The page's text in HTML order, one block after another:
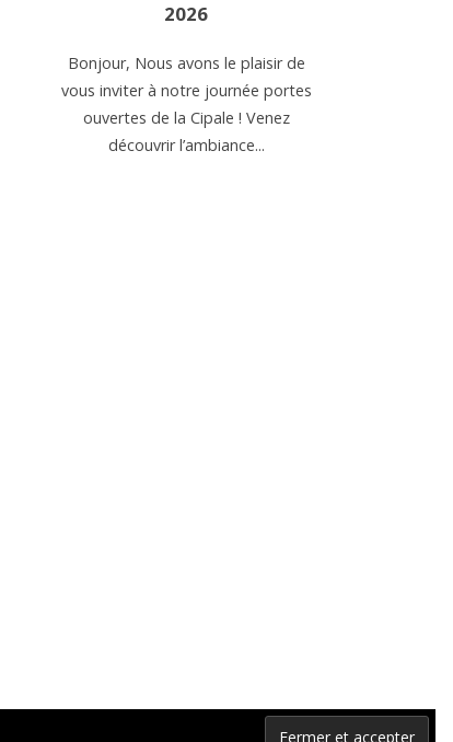
2026
Bonjour, Nous avons le plaisir de
vous inviter à notre journée portes
ouvertes de la Cipale ! Venez
découvrir l’ambiance...